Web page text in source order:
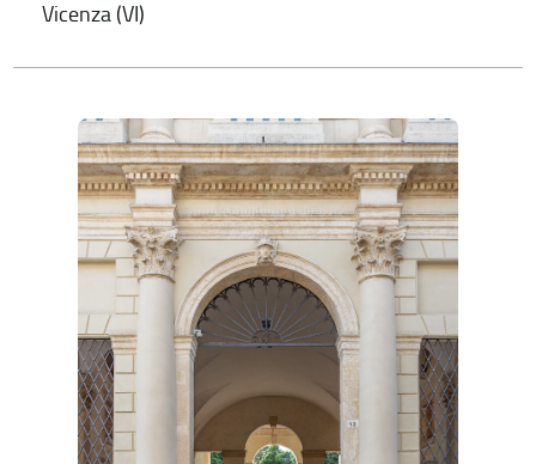
Vicenza (VI)